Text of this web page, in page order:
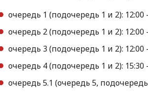
очередь 1 (подочередь 1 и 2): 12:00
очередь 2 (подочередь 1 и 2): 12:00
очередь 3 (подочередь 1 и 2): 12:00
очередь 4 (подочередь 1 и 2): 15:30
очередь 5.1 (очередь 5, подочередь